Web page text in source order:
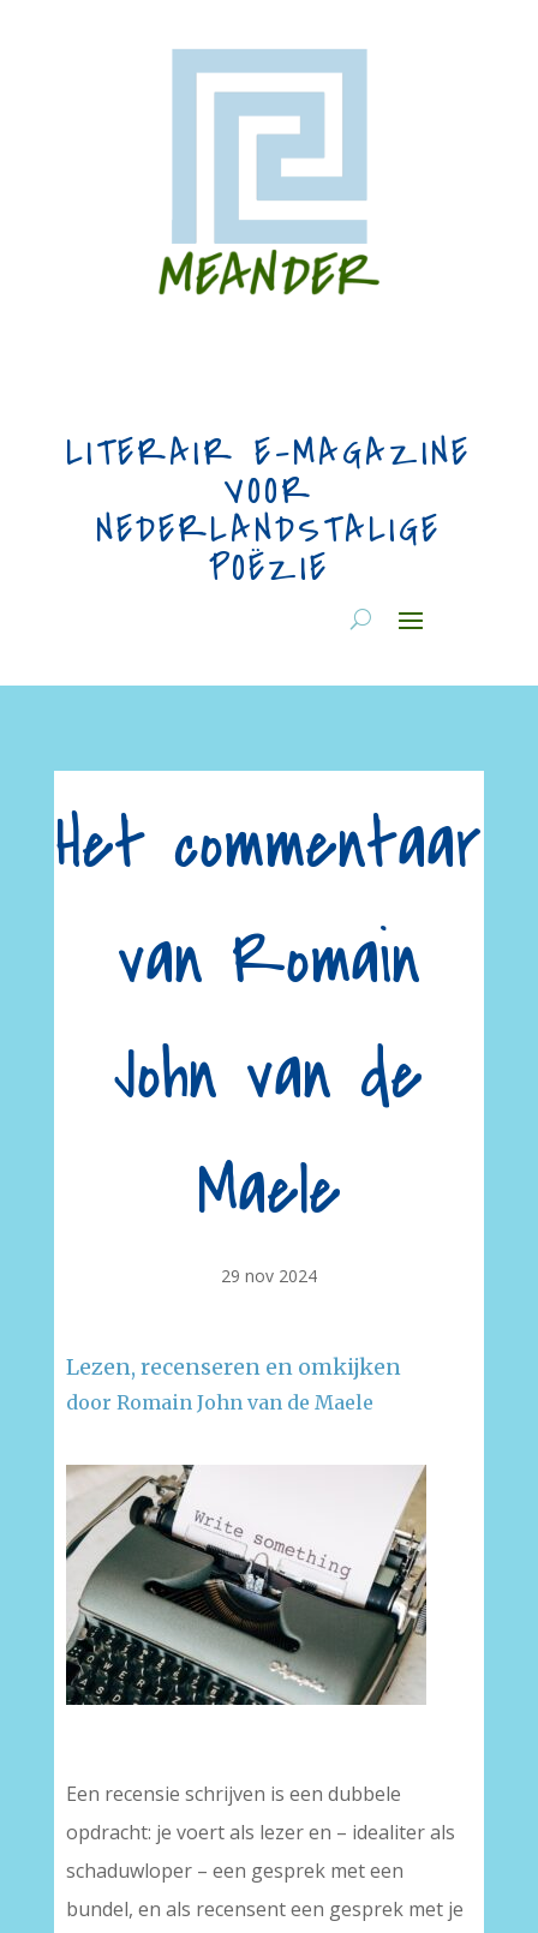
LITERAIR E-MAGAZINE
VOOR
NEDERLANDSTALIGE
POËZIE
Het commentaar
van Romain
John van de
Maele
29 nov 2024
Lezen, recenseren en omkijken
door Romain John van de Maele
Een recensie schrijven is een dubbele
opdracht: je voert als lezer en – idealiter als
schaduwloper – een gesprek met een
bundel, en als recensent een gesprek met je